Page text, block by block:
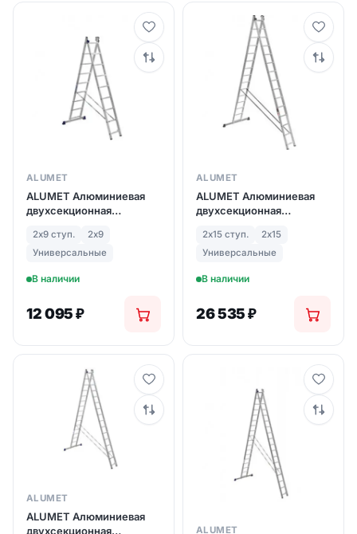
ALUMET
ALUMET Алюминиевая
двухсекционная
5209)
2х9 ступ.
2х9
Универсальные
В наличии
12 095₽
ALUMET
ALUMET Алюминиевая
двухсекционная
профиль 2Х15 ступ. (арт.
6215)
2х15 ступ.
2х15
Универсальные
В наличии
26 535₽
ALUMET
ALUMET Алюминиевая
двухсекционная
ALUMET